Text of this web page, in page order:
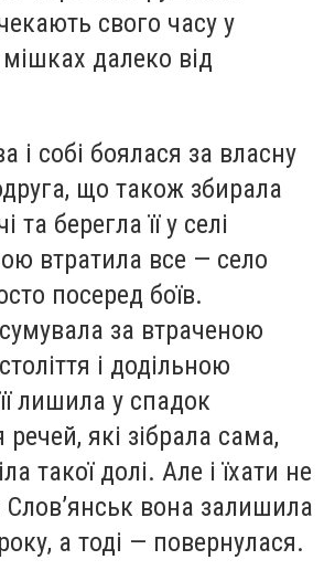
свого часу у
далеко від
і собі боялася за власну
що також збирала
та берегла її у селі
втратила все — село
посеред боїв.
за втраченою
і додільною
лишила у спадок
які зібрала сама,
такої долі. Але і їхати не
Словʼянськ вона залишила
а тоді — повернулася.